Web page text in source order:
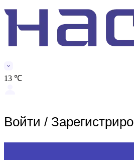
13 ℃
Войти /